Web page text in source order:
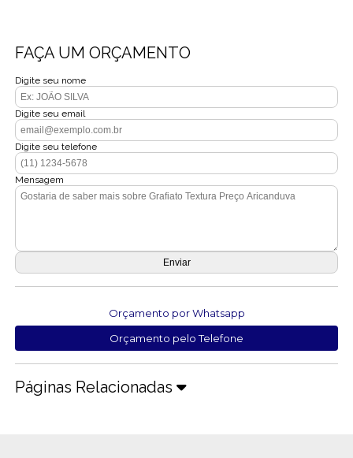
FAÇA UM ORÇAMENTO
Digite seu nome
Digite seu email
Digite seu telefone
Mensagem
Orçamento por Whatsapp
Orçamento pelo Telefone
Páginas Relacionadas